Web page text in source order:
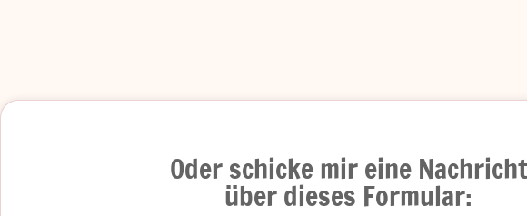
Oder schicke mir eine Nachricht
über dieses Formular: